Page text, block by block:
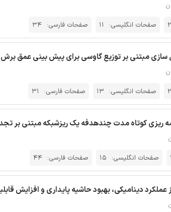
صفحات انگلیسی: 11 صفحات فارسی: 34
سازی مبتنی بر توزیع گاوسی برای پیش بینی عمق
صفحات انگلیسی: 13 صفحات فارسی: 31
ریزی کوتاه مدت چندهدفه یک ریزشبکه مبتنی بر
صفحات انگلیسی: 15 صفحات فارسی: 44
عملکرد دینامیکی، بهبود حاشیه پایداری و افزایش